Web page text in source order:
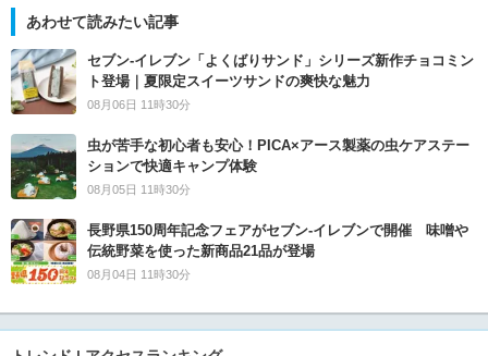
あわせて読みたい記事
セブン‐イレブン「よくばりサンド」シリーズ新作チョコミン
ト登場｜夏限定スイーツサンドの爽快な魅力
08月06日 11時30分
虫が苦手な初心者も安心！PICA×アース製薬の虫ケアステー
ションで快適キャンプ体験
08月05日 11時30分
長野県150周年記念フェアがセブン-イレブンで開催 味噌や
伝統野菜を使った新商品21品が登場
08月04日 11時30分